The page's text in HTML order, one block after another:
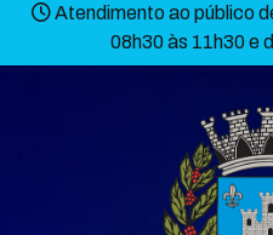
Atendimento ao público
08h30 às 11h30 e